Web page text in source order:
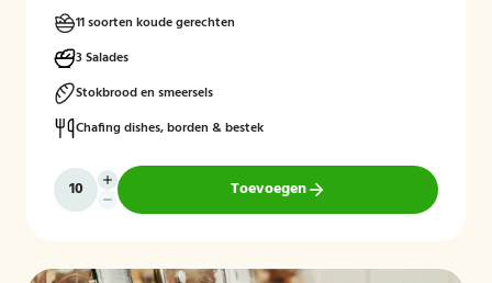
11 soorten koude gerechten
3 Salades
Stokbrood en smeersels
Chafing dishes, borden & bestek
Toevoegen